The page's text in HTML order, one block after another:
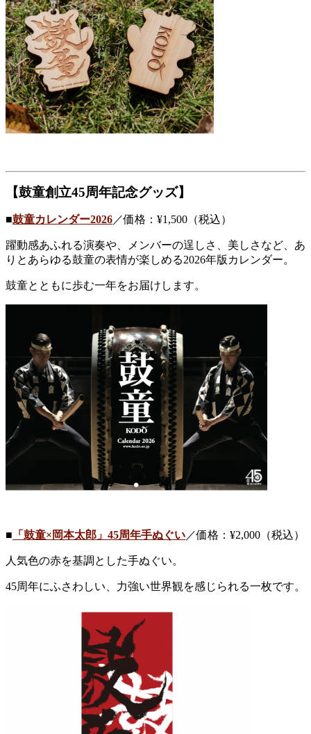
【鼓童創立45周年記念グッズ】
■鼓童カレンダー2026／価格：¥1,500（税込）
躍動感あふれる演奏や、メンバーの逞しさ、美しさなど、あ
りとあらゆる鼓童の表情が楽しめる2026年版カレンダー。
鼓童とともに歩む一年をお届けします。
■ 「鼓童×岡本太郎」45周年手ぬぐい／価格：¥2,000（税込）
人気色の赤を基調とした手ぬぐい。
45周年にふさわしい、力強い世界観を感じられる一枚です。